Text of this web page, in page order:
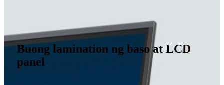
Buong lamination ng baso at LCD
panel